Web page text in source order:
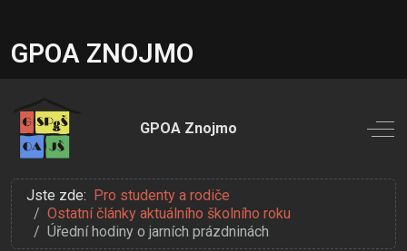
GPOA ZNOJMO
Off-
Jste zde:
Pro studenty a rodiče
Ostatní články aktuálního školního roku
Úřední hodiny o jarních prázdninách